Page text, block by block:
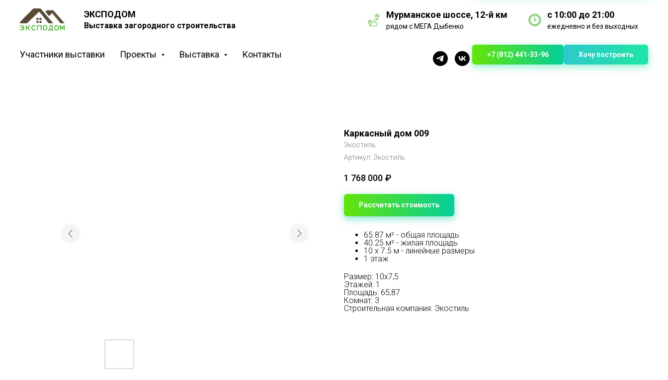
ЭКСПОДОМ
Выставка загородного строительства
Мурманское шоссе, 12-й км
рядом с МЕГА Дыбенко
с 10:00 до 21:00
ежедневно и без выходных
Участники выставки Проекты Выставка Контакты +7 (812) 441-33-96 Хочу построить
Каркасный дом 009
Экостиль
Артикул: Экостиль
1 768 000 ₽
Рассчитать стоимость
65.87 м² - общая площадь
40.25 м² - жилая площадь
10 х 7.5 м - линейные размеры
1 этаж
Размер: 10х7,5
Этажей: 1
Площадь: 65,87
Комнат: 3
Строительная компания: Экостиль